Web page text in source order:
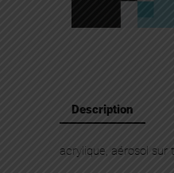
Description
acrylique, aérosol sur